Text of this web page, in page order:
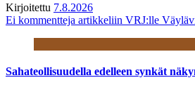
Kirjoitettu 7.8.2026
Ei kommentteja artikkeliin VRJ:lle
Sahateollisuudella edelleen synkät